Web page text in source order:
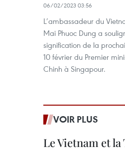
06/02/2023 03:56
L’ambassadeur du
Mai Phuoc Dung a
signification de la
10 février du Premier
Chinh à Singapour.
VOIR PLUS
Le Vietnam et